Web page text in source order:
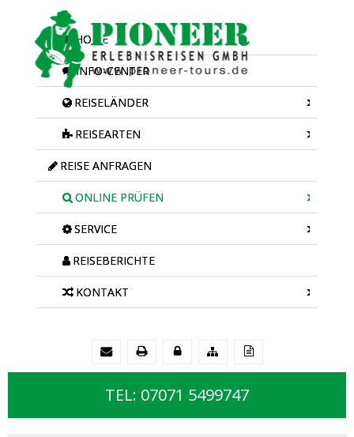
HOME
INFO-CENTER
REISELÄNDER
REISEARTEN
REISE ANFRAGEN
ONLINE PRÜFEN
SERVICE
REISEBERICHTE
KONTAKT
TEL: 07071 5499747